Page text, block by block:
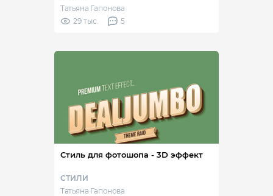
Татьяна Гапонова
29 тыс.
5
Стиль для фотошопа - 3D эффект
СТИЛИ
Татьяна Гапонова